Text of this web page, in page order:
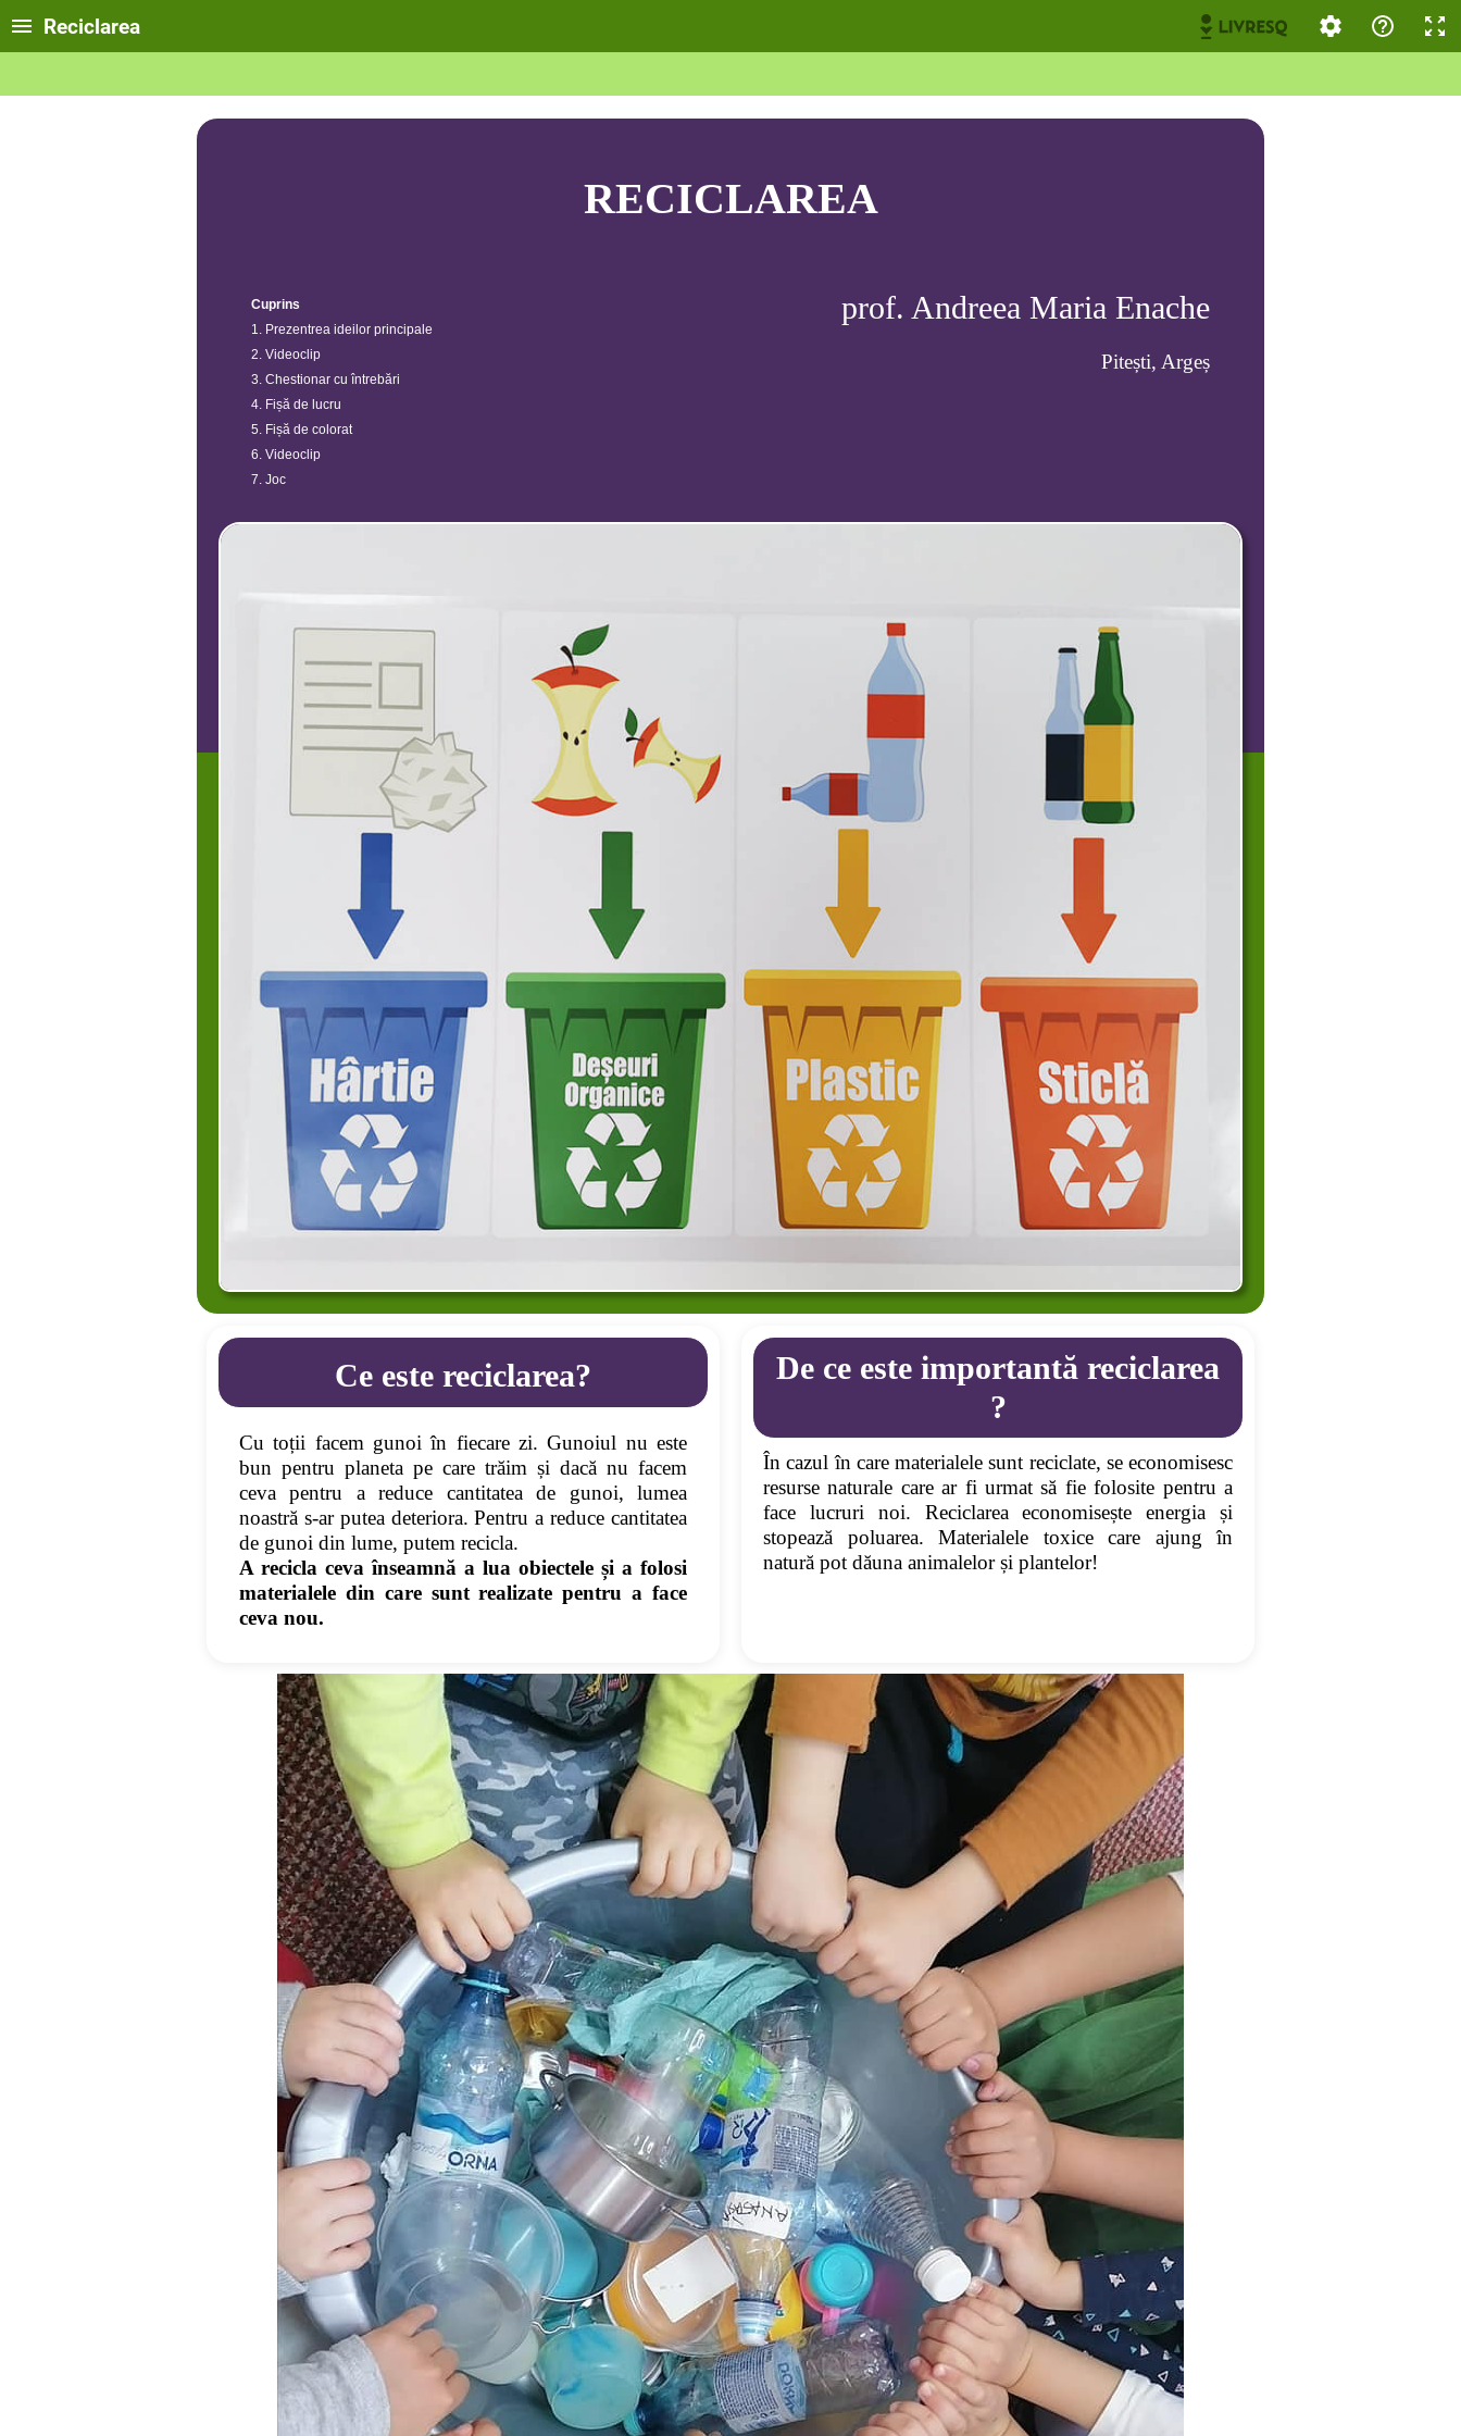
Reciclarea
RECICLAREA
Cuprins
1. Prezentrea ideilor principale
2. Videoclip
3. Chestionar cu întrebări
4. Fișă de lucru
5. Fișă de colorat
6. Videoclip
7. Joc
prof. Andreea Maria Enache
Pitești, Argeș
Ce este reciclarea?
Cu toții facem gunoi în fiecare zi. Gunoiul nu este
bun pentru planeta pe care trăim și dacă nu facem
ceva pentru a reduce cantitatea de gunoi, lumea
noastră s-ar putea deteriora. Pentru a reduce cantitatea
de gunoi din lume, putem recicla.
A recicla ceva înseamnă a lua obiectele și a folosi
materialele din care sunt realizate pentru a face
ceva nou.
De ce este importantă reciclarea
?
În cazul în care materialele sunt reciclate, se economisesc
resurse naturale care ar fi urmat să fie folosite pentru a
face lucruri noi. Reciclarea economisește energia și
stopează poluarea. Materialele toxice care ajung în
natură pot dăuna animalelor și plantelor!